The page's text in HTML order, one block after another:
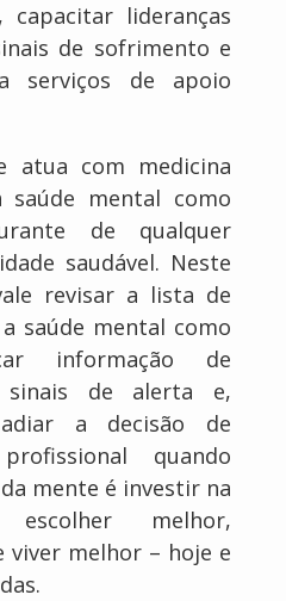
capacitar lideranças
de sofrimento e
serviços de apoio
atua com medicina
saúde mental como
de qualquer
saudável. Neste
revisar a lista de
saúde mental como
informação de
sinais de alerta e,
a decisão de
quando
mente é investir na
escolher melhor,
melhor – hoje e